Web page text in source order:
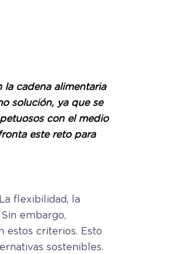
cadena alimentaria
solución, ya que se
con el medio
este reto para
flexibilidad, la
embargo,
estos criterios. Esto
sostenibles.